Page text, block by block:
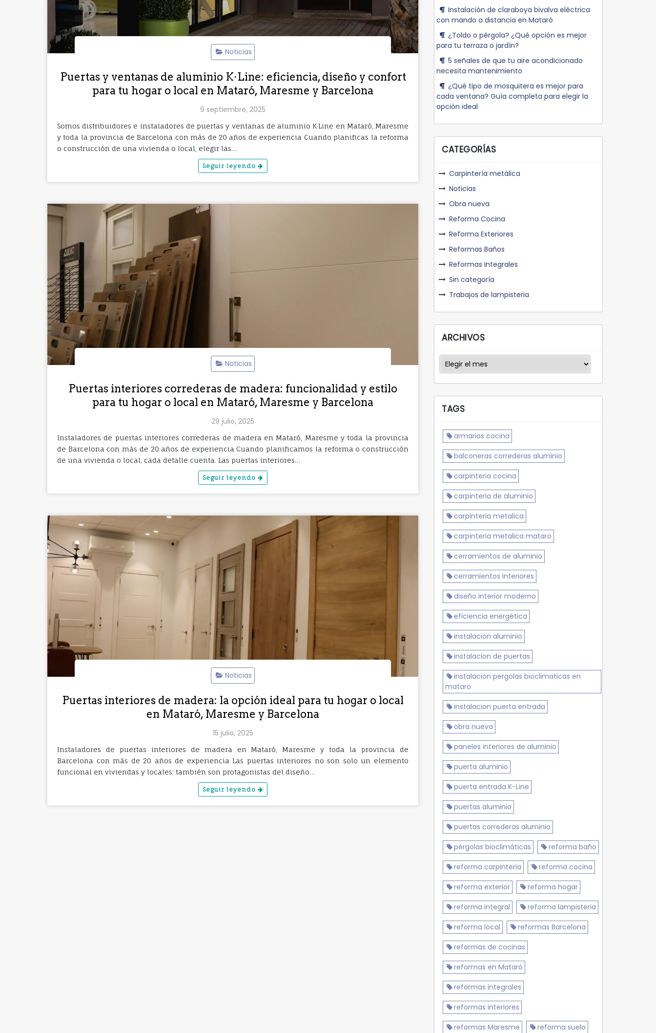
Noticias
Puertas y ventanas de aluminio K·Line: eficiencia, diseño y confort
para tu hogar o local en Mataró, Maresme y Barcelona
9 septiembre, 2025
Somos distribuidores e instaladores de puertas y ventanas de aluminio K·Line en Mataró, Maresme
y toda la provincia de Barcelona con más de 20 años de experiencia Cuando planificas la reforma
o construcción de una vivienda o local, elegir las…
Seguir leyendo
Noticias
Puertas interiores correderas de madera: funcionalidad y estilo
para tu hogar o local en Mataró, Maresme y Barcelona
29 julio, 2025
Instaladores de puertas interiores correderas de madera en Mataró, Maresme y toda la provincia
de Barcelona con más de 20 años de experiencia Cuando planificamos la reforma o construcción
de una vivienda o local, cada detalle cuenta. Las puertas interiores…
Seguir leyendo
Noticias
Puertas interiores de madera: la opción ideal para tu hogar o local
en Mataró, Maresme y Barcelona
15 julio, 2025
Instaladores de puertas interiores de madera en Mataró, Maresme y toda la provincia de
Barcelona con más de 20 años de experiencia Las puertas interiores no son solo un elemento
funcional en viviendas y locales; también son protagonistas del diseño…
Seguir leyendo
Instalación de claraboya bivalva eléctrica
con mando a distancia en Mataró
¿Toldo o pérgola? ¿Qué opción es mejor
para tu terraza o jardín?
5 señales de que tu aire acondicionado
necesita mantenimiento
¿Qué tipo de mosquitera es mejor para
cada ventana? Guía completa para elegir la
opción ideal
CATEGORÍAS
Carpintería metálica
Noticias
Obra nueva
Reforma Cocina
Reforma Exteriores
Reformas Baños
Reformas Integrales
Sin categoría
Trabajos de lampisteria
ARCHIVOS
Archivos
TAGS
armarios cocina
balconeras correderas aluminio
carpinteria cocina
carpinteria de aluminio
carpinteria metalica
carpinteria metalica mataro
cerramientos de aluminio
cerramientos interiores
diseño interior moderno
eficiencia energética
instalacion aluminio
instalacion de puertas
instalacion pergolas bioclimaticas en
mataro
instalacion puerta entrada
obra nueva
paneles interiores de aluminio
puerta aluminio
puerta entrada K-Line
puertas aluminio
puertas correderas aluminio
pérgolas bioclimáticas reforma baño
reforma carpinteria reforma cocina
reforma exterior reforma hogar
reforma integral reforma lampisteria
reforma local reformas Barcelona
reformas de cocinas
reformas en Mataró
reformas integrales
reformas interiores
reformas Maresme reforma suelo